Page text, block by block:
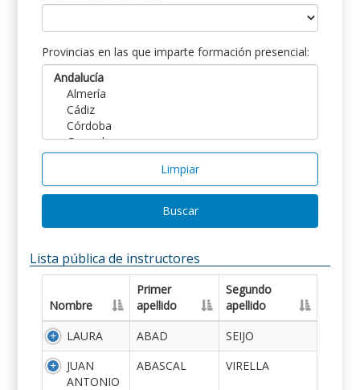
Provincias en las que imparte formación presencial:
Limpiar
Buscar
Lista pública de instructores
Nombre
Primer
apellido
Segundo
apellido
LAURA
ABAD
SEIJO
JUAN
ANTONIO
ABASCAL VIRELLA